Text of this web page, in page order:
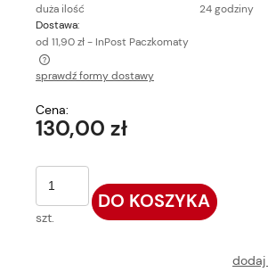
duża ilość
24 godziny
Dostawa:
od 11,90 zł- InPost Paczkomaty
Cena nie zawiera ewentualnych kosztów
sprawdź formy dostawy
Cena:
130,00 zł
szt.
DO KOSZYKA
dodaj